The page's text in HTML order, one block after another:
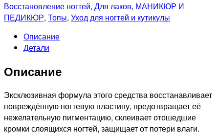
5
в
Укрепитель,
и
покрытие
Expert
mini
6600,
Восстановление ногтей, Для лаков, МАНИКЮР И
ПЕДИКЮР, Топы, Уход для ногтей и кутикулы
Описание
Детали
Описание
Эксклюзивная формула этого средства восстанавливает
повреждённую ногтевую пластину, предотвращает её
нежелательную пигментацию, склеивает отошедшие
кромки слоящихся ногтей, защищает от потери влаги.